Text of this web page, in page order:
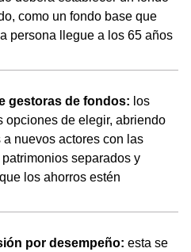
como un fondo base que
persona llegue a los 65 años
gestoras de fondos: los
opciones de elegir, abriendo
nuevos actores con las
separados y
los ahorros estén
por desempeño: esta se